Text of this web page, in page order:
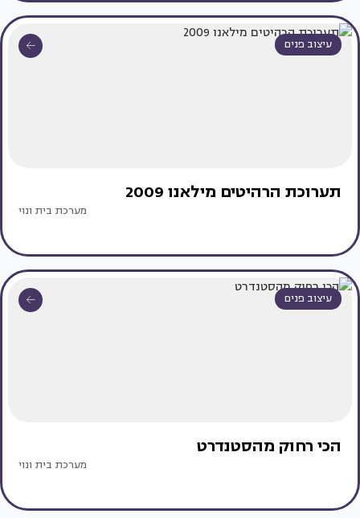
עיצוב פנים
תערוכת הרהיטים מילאנו 2009
מערכת בית ונוי
עיצוב פנים
הכי רחוק מהסטנדרט
מערכת בית ונוי